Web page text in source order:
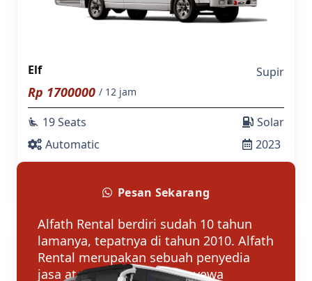
Elf Supir
Rp 1700000 / 12 jam
airline_seat_recline_extra 19 Seats
Automatic
Solar
2023
Pesan Sekarang
Tentang Alfath Rental
Alfath Rental berdiri sudah 10 tahun
lamanya, tepatnya di tahun 2010. Alfath
Rental merupakan sebuah penyedia
jasa atau usaha sewa menyewa